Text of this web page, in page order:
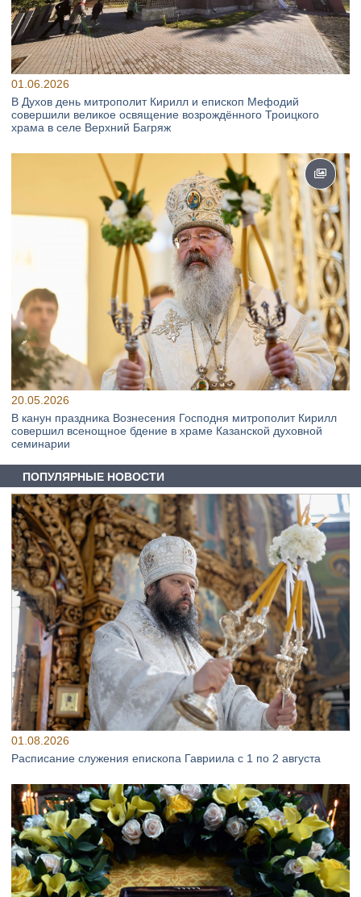
01.06.2026
В Духов день митрополит Кирилл и епископ Мефодий
совершили великое освящение возрождённого Троицкого
храма в селе Верхний Багряж
20.05.2026
В канун праздника Вознесения Господня митрополит Кирилл
совершил всенощное бдение в храме Казанской духовной
семинарии
ПОПУЛЯРНЫЕ НОВОСТИ
01.08.2026
Расписание служения епископа Гавриила с 1 по 2 августа